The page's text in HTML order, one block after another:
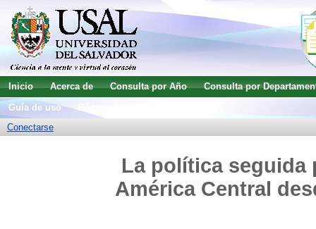
Inicio Acerca de Consulta por Año
Consulta por
Guía de uso
Conectarse
La política seguida
América Central